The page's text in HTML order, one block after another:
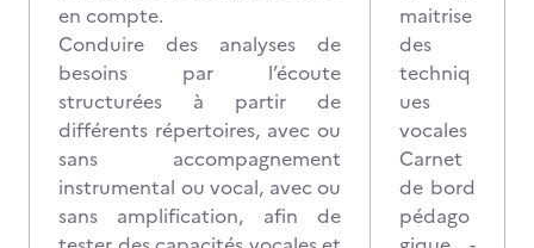
en compte.
Conduire des analyses de
besoins par l’écoute
structurées à partir de
différents répertoires, avec ou
sans accompagnement
instrumental ou vocal, avec ou
sans amplification, afin de
maitrise
des
techniq
ues
vocales
Carnet
de bord
pédago